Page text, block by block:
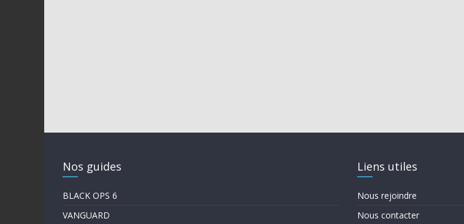
Nos guides
BLACK OPS 6
VANGUARD
Liens utiles
Nous rejoindre
Nous contacter